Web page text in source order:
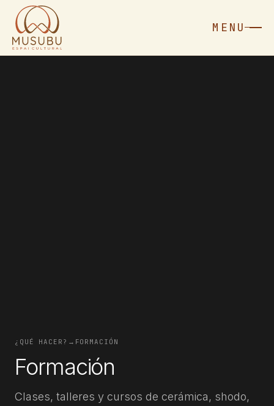
MENU
MENU
¿QUÉ HACER? → FORMACIÓN
Formación
Clases, talleres y cursos de cerámica, shodo,